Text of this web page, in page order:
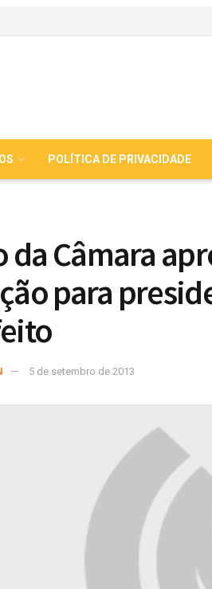
POLÍTICA DE PRIVACIDADE
da Câmara
para
5 de setembro de 2013